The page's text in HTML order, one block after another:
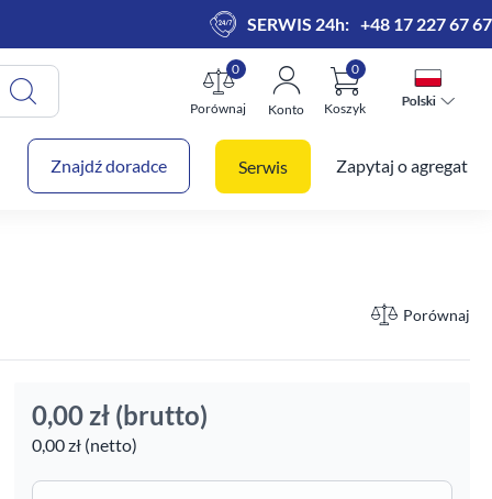
SERWIS 24h: +48 17 227 67 67
Porównaj
0
Konto Koszyk
0
Polski
Polski
Znajdź doradce Serwis Zapytaj o agregat
Porównaj
0,00 zł (brutto)
0,00 zł (netto)